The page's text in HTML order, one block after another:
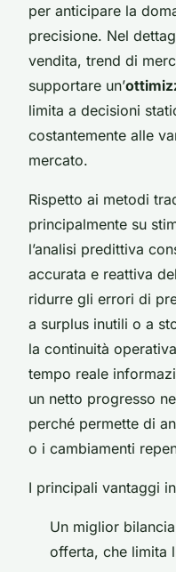
per anticipare la
precisione. Nel
vendita, trend di
supportare un’
limita a decisioni
costantemente alle
mercato.
Rispetto ai metodi
principalmente su
l’analisi predittiva
accurata e reattiva
ridurre gli errori di
a surplus inutili o a
la continuità
tempo reale
un netto progresso
perché permette di
o i cambiamenti
I principali vantaggi
Un miglior
offerta, che limita